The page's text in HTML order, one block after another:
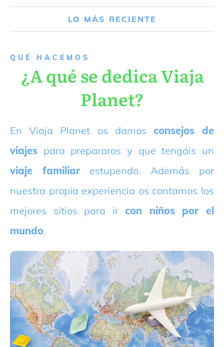
LO MÁS RECIENTE
QUÉ HACEMOS
¿A qué se dedica Viaja
Planet?
En Viaja Planet os damos consejos de
viajes para prepararos y que tengáis un
viaje familiarestupendo. Además por
nuestra propia experiencia os contamos los
mejores sitios para ircon niños por el
mundo.